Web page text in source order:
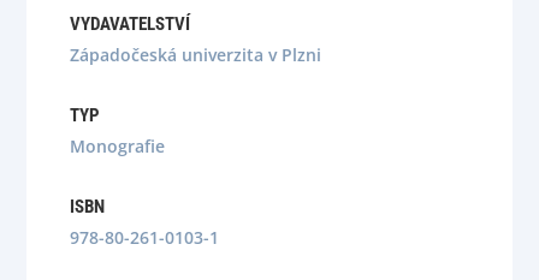
VYDAVATELSTVÍ
Západočeská univerzita v Plzni
TYP
Monografie
ISBN
978-80-261-0103-1